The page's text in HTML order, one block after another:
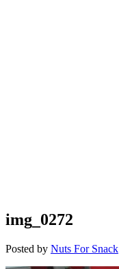
img_0272
Posted by Nuts For Snack